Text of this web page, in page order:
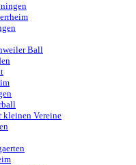
Ball
kleinen Vereine